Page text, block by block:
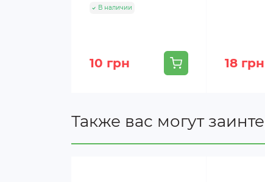
В наличии
10 грн 18 грн
Также вас могут